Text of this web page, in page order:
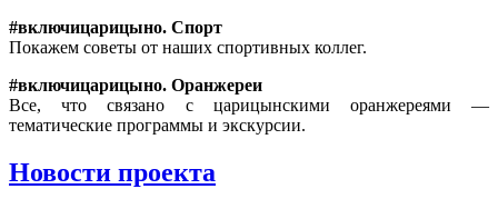
#включицарицыно. Спорт
Покажем советы от наших спортивных коллег.
#включицарицыно. Оранжереи
Все, что связано с царицынскими оранжереями —
тематические программы и экскурсии.
Новости проекта